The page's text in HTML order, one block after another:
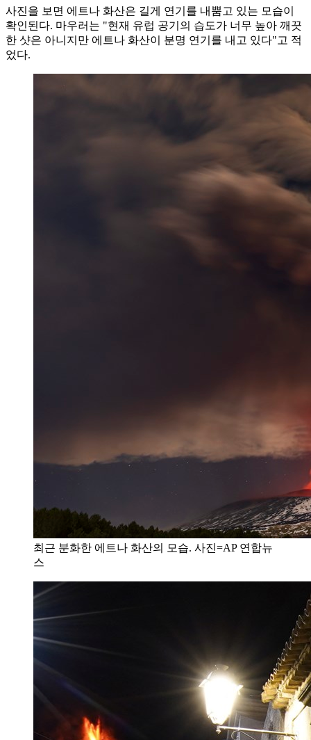
사진을 보면 에트나 화산은 길게 연기를 내뿜고 있는 모습이
확인된다. 마우러는 "현재 유럽 공기의 습도가 너무 높아 깨끗
한 샷은 아니지만 에트나 화산이 분명 연기를 내고 있다"고 적
었다.
최근 분화한 에트나 화산의 모습. 사진=AP 연합뉴
스